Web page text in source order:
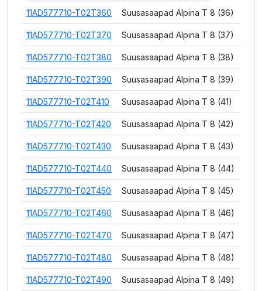
11AD577710-T02T360 Suusasaapad Alpina T 8 (36)
11AD577710-T02T370 Suusasaapad Alpina T 8 (37)
11AD577710-T02T380 Suusasaapad Alpina T 8 (38)
11AD577710-T02T390 Suusasaapad Alpina T 8 (39)
11AD577710-T02T410 Suusasaapad Alpina T 8 (41)
11AD577710-T02T420 Suusasaapad Alpina T 8 (42)
11AD577710-T02T430 Suusasaapad Alpina T 8 (43)
11AD577710-T02T440 Suusasaapad Alpina T 8 (44)
11AD577710-T02T450 Suusasaapad Alpina T 8 (45)
11AD577710-T02T460 Suusasaapad Alpina T 8 (46)
11AD577710-T02T470 Suusasaapad Alpina T 8 (47)
11AD577710-T02T480 Suusasaapad Alpina T 8 (48)
11AD577710-T02T490 Suusasaapad Alpina T 8 (49)